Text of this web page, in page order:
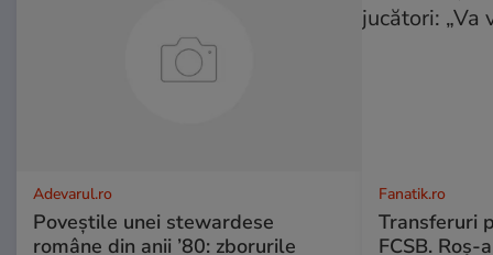
Adevarul.ro
Poveștile unei stewardese
române din anii ’80: zborurile
Fanatik.ro
Transferuri
FCSB.